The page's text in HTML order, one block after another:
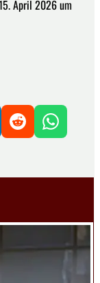
April 2026 um